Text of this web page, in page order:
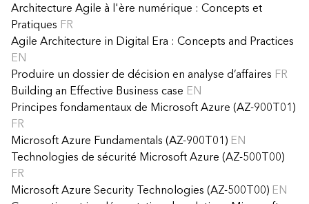
Architecture Agile à l'ère numérique : Concepts et
Pratiques FR
Agile Architecture in Digital Era : Concepts and Practices
EN
Produire un dossier de décision en analyse d’affaires FR
Building an Effective Business case EN
Principes fondamentaux de Microsoft Azure (AZ-900T01)
FR
Microsoft Azure Fundamentals (AZ-900T01) EN
Technologies de sécurité Microsoft Azure (AZ-500T00)
FR
Microsoft Azure Security Technologies (AZ-500T00) EN